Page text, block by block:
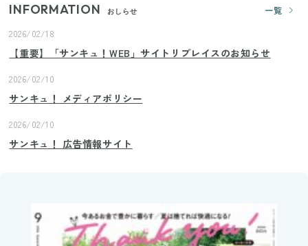
INFORMATION おしらせ
一覧
2026/02/18
【重要】「サンキュ！WEB」サイトリプレイスのお知らせ
2026/02/10
サンキュ！ メディアポリシー
2026/02/10
サンキュ！ 広告情報サイト